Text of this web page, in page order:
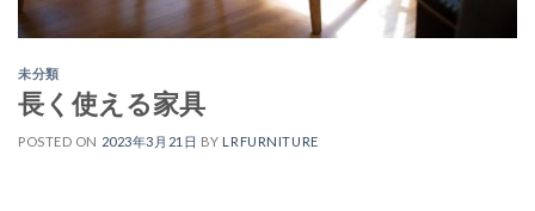
未分類
長く使える家具
POSTED ON 2023年3月21日 BY LRFURNITURE